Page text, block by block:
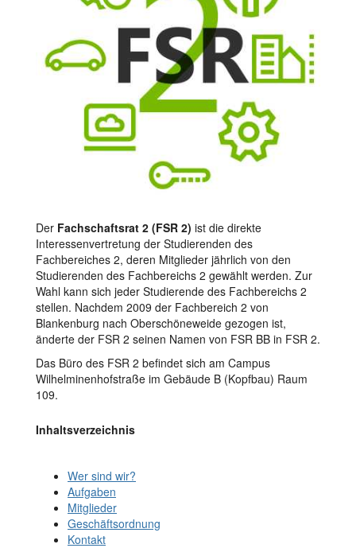
Der Fachschaftsrat 2 (FSR 2) ist die direkte
Interessenvertretung der Studierenden des
Fachbereiches 2, deren Mitglieder jährlich von den
Studierenden des Fachbereichs 2 gewählt werden. Zur
Wahl kann sich jeder Studierende des Fachbereichs 2
stellen. Nachdem 2009 der Fachbereich 2 von
Blankenburg nach Oberschöneweide gezogen ist,
änderte der FSR 2 seinen Namen von FSR BB in FSR 2.
Das Büro des FSR 2 befindet sich am Campus
Wilhelminenhofstraße im Gebäude B (Kopfbau) Raum
109.
Inhaltsverzeichnis
Wer sind wir?
Aufgaben
Mitglieder
Geschäftsordnung
Kontakt